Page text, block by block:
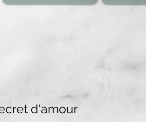
d'amour